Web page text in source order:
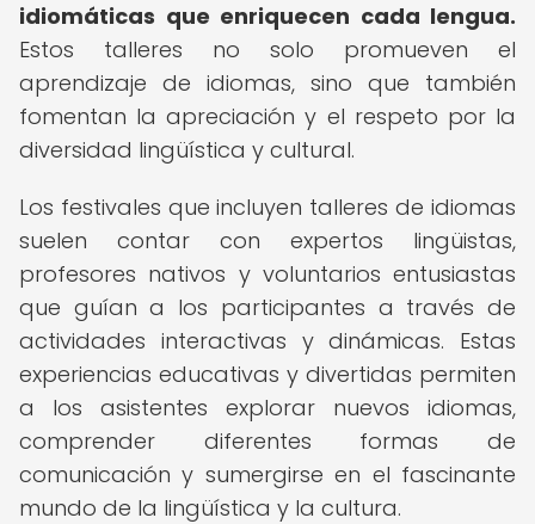
idiomáticas que enriquecen cada lengua.
Estos talleres no solo promueven el
aprendizaje de idiomas, sino que también
fomentan la apreciación y el respeto por la
diversidad lingüística y cultural.
Los festivales que incluyen talleres de idiomas
suelen contar con expertos lingüistas,
profesores nativos y voluntarios entusiastas
que guían a los participantes a través de
actividades interactivas y dinámicas. Estas
experiencias educativas y divertidas permiten
a los asistentes explorar nuevos idiomas,
comprender diferentes formas de
comunicación y sumergirse en el fascinante
mundo de la lingüística y la cultura.